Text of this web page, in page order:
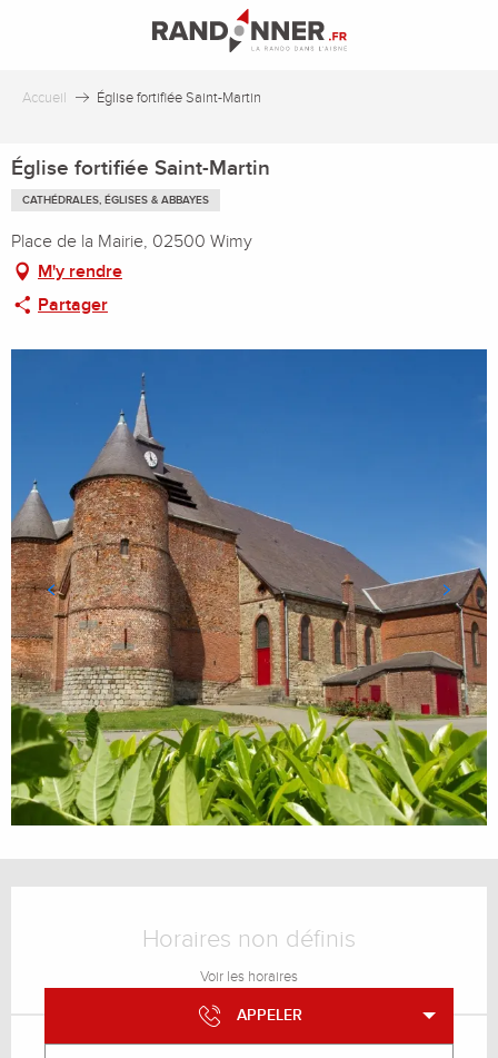
principal
Accueil Église fortifiée Saint-Martin
Église fortifiée Saint-Martin
CATHÉDRALES, ÉGLISES & ABBAYES
Place de la Mairie, 02500 Wimy
M'y rendre
Partager
Horaires non définis
Voir les horaires
APPELER